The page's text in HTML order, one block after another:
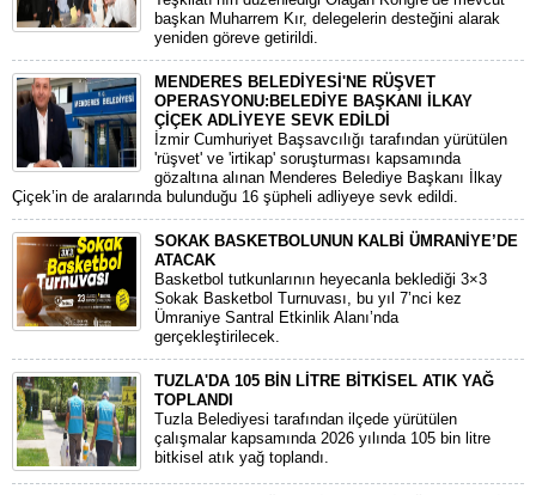
başkan Muharrem Kır, delegelerin desteğini alarak
yeniden göreve getirildi.
MENDERES BELEDİYESİ'NE RÜŞVET
OPERASYONU:BELEDİYE BAŞKANI İLKAY
ÇİÇEK ADLİYEYE SEVK EDİLDİ
​İzmir Cumhuriyet Başsavcılığı tarafından yürütülen
'rüşvet' ve 'irtikap' soruşturması kapsamında
gözaltına alınan Menderes Belediye Başkanı İlkay
Çiçek’in de aralarında bulunduğu 16 şüpheli adliyeye sevk edildi.
SOKAK BASKETBOLUNUN KALBİ ÜMRANİYE’DE
ATACAK
Basketbol tutkunlarının heyecanla beklediği 3×3
Sokak Basketbol Turnuvası, bu yıl 7’nci kez
Ümraniye Santral Etkinlik Alanı’nda
gerçekleştirilecek.
TUZLA'DA 105 BİN LİTRE BİTKİSEL ATIK YAĞ
TOPLANDI
Tuzla Belediyesi tarafından ilçede yürütülen
çalışmalar kapsamında 2026 yılında 105 bin litre
bitkisel atık yağ toplandı.